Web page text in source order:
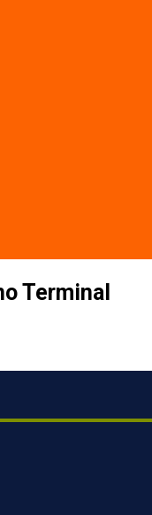
Terminal